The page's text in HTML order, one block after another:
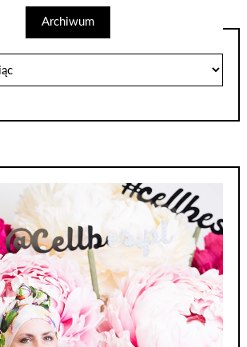
Archiwum